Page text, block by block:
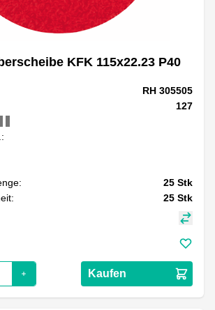
KFK 115x22.23 P40
RH 305505
127
25 Stk
25 Stk
Kaufen